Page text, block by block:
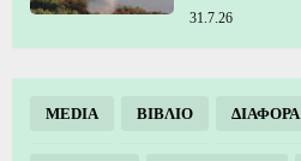
31.7.26
MEDIA ΒΙΒΛΙΟ ΔΙΑΦΟΡΑ